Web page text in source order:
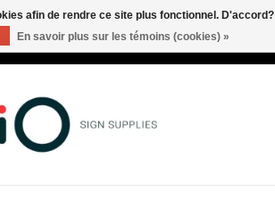
afin de rendre ce site plus fonctionnel. D'accord?
En savoir plus sur les témoins (cookies) »